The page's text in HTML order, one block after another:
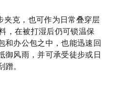
夹克，也可作为日常叠穿层
，在被打湿后仍可锁温保
和办公包之中，也能迅速回
御风雨，并可承受徒步或日
。